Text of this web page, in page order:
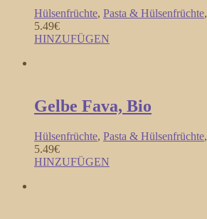
Hülsenfrüchte, Pasta & Hülsenfrüchte,
5.49€
HINZUFÜGEN
Gelbe Fava, Bio
Hülsenfrüchte, Pasta & Hülsenfrüchte,
5.49€
HINZUFÜGEN